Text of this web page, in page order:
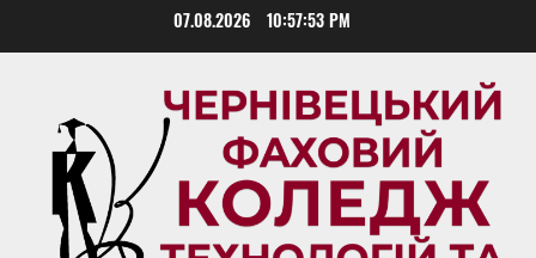
07.08.2026 10:57:54 PM